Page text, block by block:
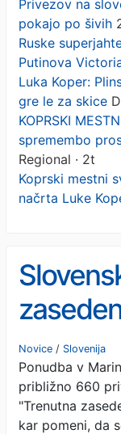
Privezov na
pokajo po šivih
Ruske
Putinova
Luka Koper:
gre le za skice
KOPRSKI
spremembo
Regional · 2t
Koprski mestni
načrta Luke
po
Novice / Slovenija
Ponudba v
približno 660
"Trenutna
kar pomeni, da